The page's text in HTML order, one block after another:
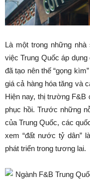
Là một trong những
việc Trung Quốc áp
đã tạo nên thế “gọng
giá cả hàng hóa tăng và
Hiện nay, thị trường
phục hồi. Trước những
của Trung Quốc, các
xem “đất nước tỷ dân”
phát triển trong tương lai.